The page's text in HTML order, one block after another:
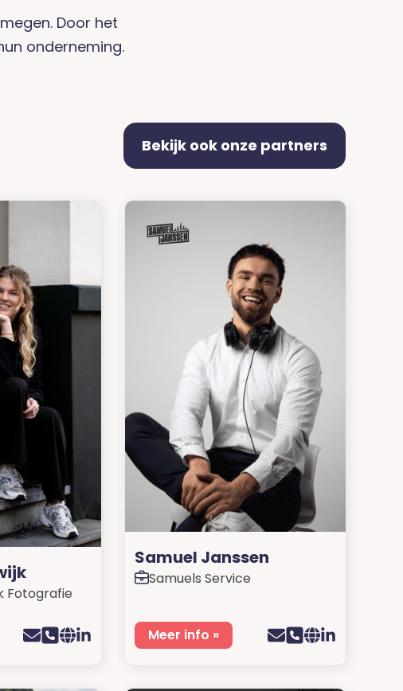
Door het
onderneming.
Bekijk ook onze partners
Fotografie
Samuel Janssen
Samuels Service
Meer info »